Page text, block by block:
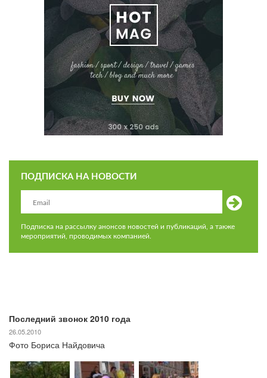
ПОДПИСКА НА НОВОСТИ
Подписка на рассылку анонсов новостей и публикаций, а также
мероприятий, проводимых компанией.
Последний звонок 2010 года
26.05.2010
Фото Бориса Найдовича